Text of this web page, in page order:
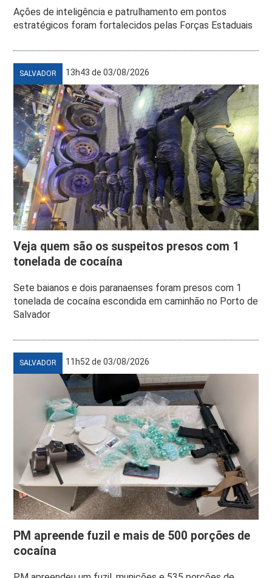
Ações de inteligência e patrulhamento em pontos
estratégicos foram fortalecidos pelas Forças Estaduais
SALVADOR 13h43 de 03/08/2026
Veja quem são os suspeitos presos com 1
tonelada de cocaína
Sete baianos e dois paranaenses foram presos com 1
tonelada de cocaína escondida em caminhão no Porto de
Salvador
SALVADOR 11h52 de 03/08/2026
PM apreende fuzil e mais de 500 porções de
cocaína